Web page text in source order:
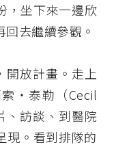
，坐下來一邊欣
去繼續參觀。
開放計畫。走上
・泰勒（Cecil
、訪談、到醫院
現。看到排隊的